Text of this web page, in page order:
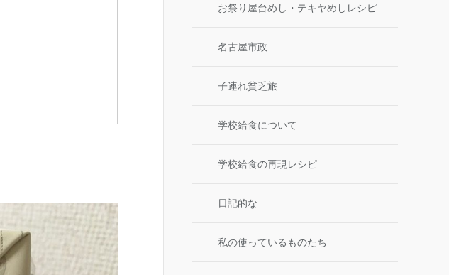
お祭り屋台めし・テキヤめしレシピ
名古屋市政
子連れ貧乏旅
学校給食について
学校給食の再現レシピ
日記的な
私の使っているものたち